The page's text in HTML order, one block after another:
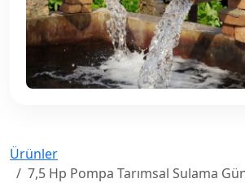
Ürünler
7,5 Hp Pompa Tarımsal Sulama